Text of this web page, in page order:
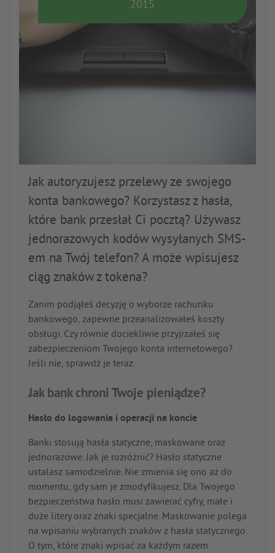
2015
Jak autoryzujesz przelewy ze swojego
konta bankowego? Korzystasz z hasła,
które bank przesłał Ci pocztą? Używasz
jednorazowych kodów wysyłanych SMS-
em na Twój telefon? A może wpisujesz
ciąg znaków z tokena?
Zanim podjąłeś decyzję o wyborze rachunku
bankowego, zapewne przeanalizowałeś koszty
obsługi. Czy równie dociekliwie przyjrzałeś się
zabezpieczeniom Twojego konta internetowego?
Jeśli nie, sprawdź je teraz.
Jak bank chroni Twoje pieniądze?
Hasło do logowania i operacji na koncie
Banki stosują hasła statyczne, maskowane oraz
jednorazowe. Jak je rozróżnić? Hasło statyczne
ustalasz samodzielnie. Nie zmienia się ono aż do
momentu, gdy sam je zmodyfikujesz. Dla Twojego
bezpieczeństwa hasło musi zawierać cyfry, małe i
duże litery oraz znaki specjalne. Maskowanie polega
na wpisaniu wybranych znaków z hasła statycznego.
O tym, które znaki wpisać za każdym razem